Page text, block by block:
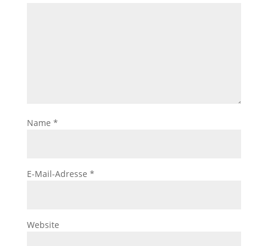
Name *
E-Mail-Adresse *
Website